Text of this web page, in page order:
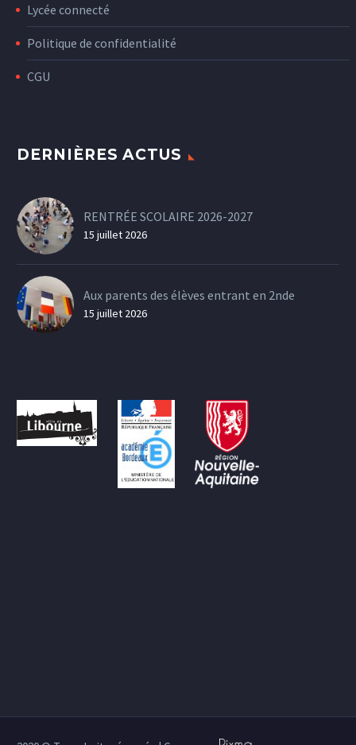
Lycée connecté
Politique de confidentialité
CGU
DERNIÈRES ACTUS
RENTRÉE SCOLAIRE 2026-2027
15 juillet 2026
Aux parents des élèves entrant en 2nde
15 juillet 2026